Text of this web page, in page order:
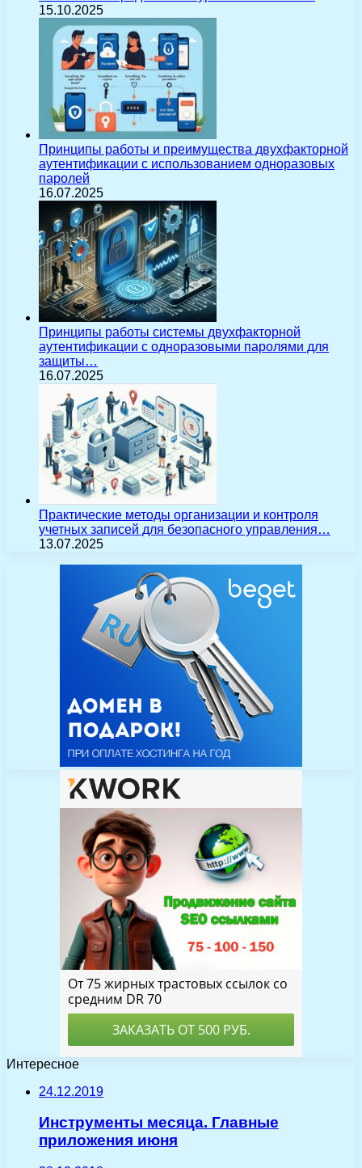
15.10.2025
Принципы работы и преимущества двухфакторной
аутентификации с использованием одноразовых
паролей
16.07.2025
Принципы работы системы двухфакторной
аутентификации с одноразовыми паролями для
защиты…
16.07.2025
Практические методы организации и контроля
учетных записей для безопасного управления…
13.07.2025
Интересное
24.12.2019
Инструменты месяца. Главные
приложения июня